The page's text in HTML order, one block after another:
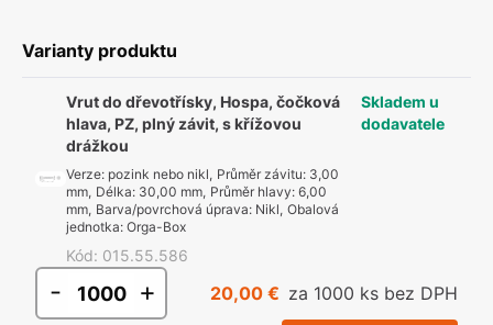
Varianty produktu
Vrut do dřevotřísky, Hospa, čočková
hlava, PZ, plný závit, s křížovou
drážkou
Verze: pozink nebo nikl, Průměr závitu: 3,00
mm, Délka: 30,00 mm, Průměr hlavy: 6,00
mm, Barva/povrchová úprava: Nikl, Obalová
jednotka: Orga-Box
Kód: 015.55.586
Skladem u
dodavatele
- + 20,00 € za 1000 ks bez DPH